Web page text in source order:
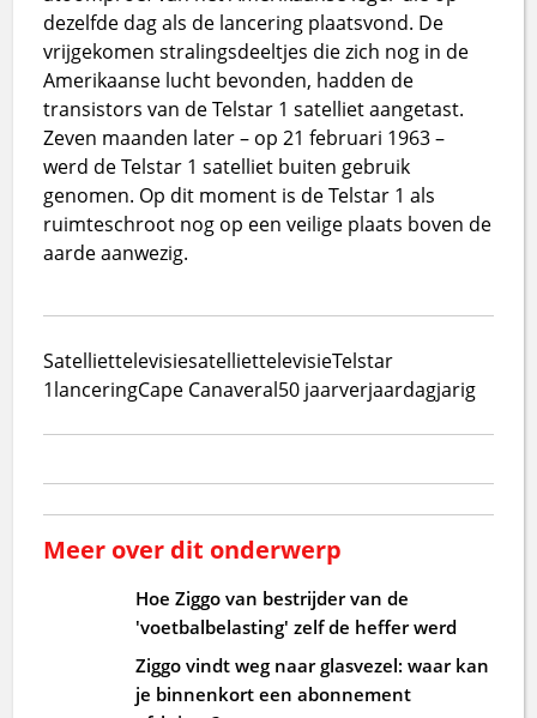
dezelfde dag als de lancering plaatsvond. De
vrijgekomen stralingsdeeltjes die zich nog in de
Amerikaanse lucht bevonden, hadden de
transistors van de Telstar 1 satelliet aangetast.
Zeven maanden later – op 21 februari 1963 –
werd de Telstar 1 satelliet buiten gebruik
genomen. Op dit moment is de Telstar 1 als
ruimteschroot nog op een veilige plaats boven de
aarde aanwezig.
SatelliettelevisiesatelliettelevisieTelstar
1lanceringCape Canaveral50 jaarverjaardagjarig
Meer over dit onderwerp
Hoe Ziggo van bestrijder van de
'voetbalbelasting' zelf de heffer werd
Ziggo vindt weg naar glasvezel: waar kan
je binnenkort een abonnement